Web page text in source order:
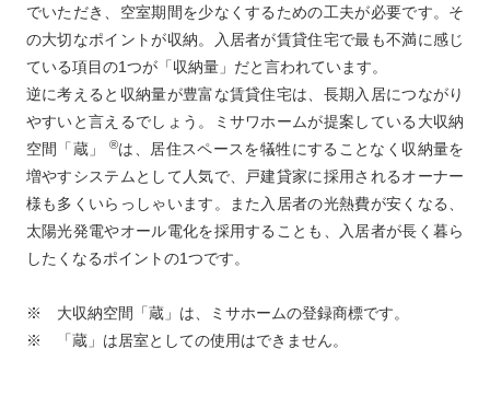
でいただき、空室期間を少なくするための工夫が必要です。そ
の大切なポイントが収納。入居者が賃貸住宅で最も不満に感じ
ている項目の1つが「収納量」だと言われています。
逆に考えると収納量が豊富な賃貸住宅は、長期入居につながり
やすいと言えるでしょう。ミサワホームが提案している大収納
空間「蔵」
®は、居住スペースを犠牲にすることなく収納量を
増やすシステムとして人気で、戸建貸家に採用されるオーナー
様も多くいらっしゃいます。また入居者の光熱費が安くなる、
太陽光発電やオール電化を採用することも、入居者が長く暮ら
したくなるポイントの1つです。
※ 大収納空間「蔵」は、ミサホームの登録商標です。
※ 「蔵」は居室としての使用はできません。